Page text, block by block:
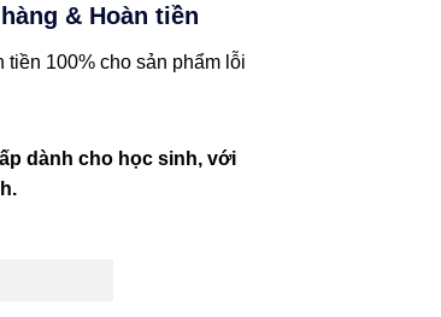
& Hoàn tiền
tiền 100% cho sản phẩm lỗi
dành cho học sinh, với